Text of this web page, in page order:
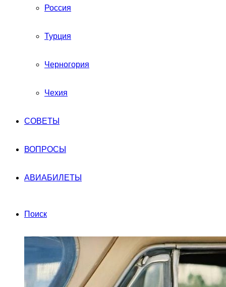
Россия
Турция
Черногория
Чехия
СОВЕТЫ
ВОПРОСЫ
АВИАБИЛЕТЫ
Поиск